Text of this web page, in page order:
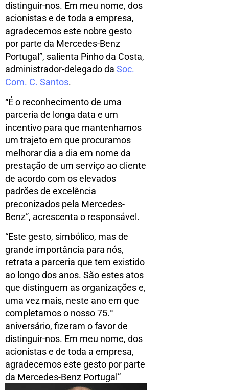
distinguir-nos. Em meu nome, dos
acionistas e de toda a empresa,
agradecemos este nobre gesto
por parte da Mercedes-Benz
Portugal”, salienta Pinho da Costa,
administrador-delegado da Soc.
Com. C. Santos.
“É o reconhecimento de uma
parceria de longa data e um
incentivo para que mantenhamos
um trajeto em que procuramos
melhorar dia a dia em nome da
prestação de um serviço ao cliente
de acordo com os elevados
padrões de excelência
preconizados pela Mercedes-
Benz”, acrescenta o responsável.
“Este gesto, simbólico, mas de
grande importância para nós,
retrata a parceria que tem existido
ao longo dos anos. São estes atos
que distinguem as organizações e,
uma vez mais, neste ano em que
completamos o nosso 75.°
aniversário, fizeram o favor de
distinguir-nos. Em meu nome, dos
acionistas e de toda a empresa,
agradecemos este gesto por parte
da Mercedes-Benz Portugal”